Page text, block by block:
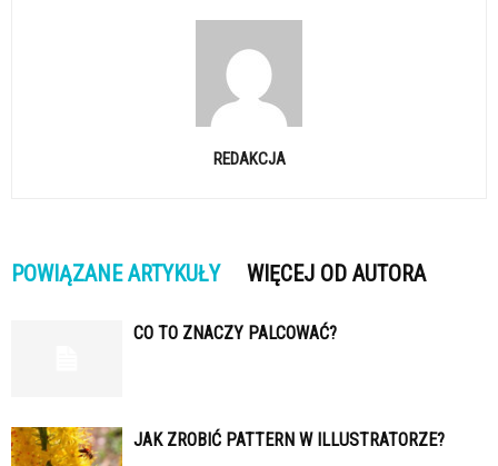
REDAKCJA
POWIĄZANE ARTYKUŁY WIĘCEJ OD AUTORA
CO TO ZNACZY PALCOWAĆ?
JAK ZROBIĆ PATTERN W ILLUSTRATORZE?